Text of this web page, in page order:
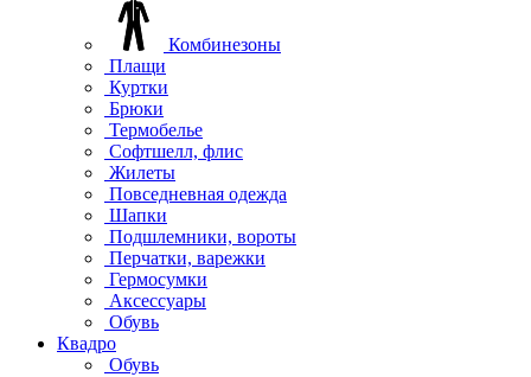
Комбинезоны
Плащи
Куртки
Брюки
Термобелье
Софтшелл, флис
Жилеты
Повседневная одежда
Шапки
Подшлемники, вороты
Перчатки, варежки
Гермосумки
Аксессуары
Обувь
Квадро
Обувь